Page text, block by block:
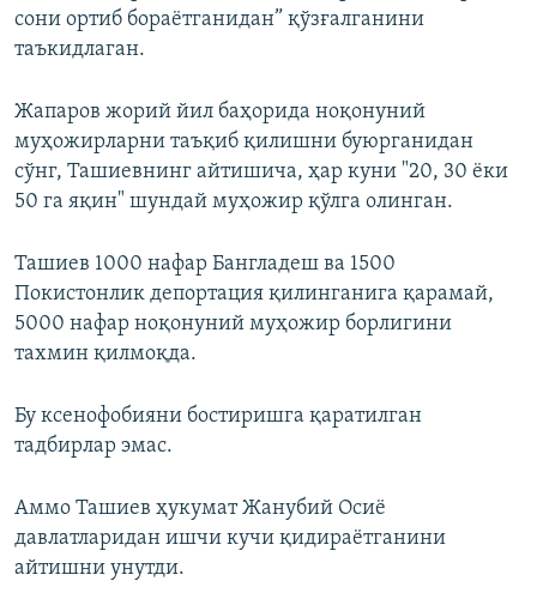
сони ортиб бораётганидан” қўзғалганини
таъкидлаган.
Жапаров жорий йил баҳорида ноқонуний
муҳожирларни таъқиб қилишни буюрганидан
сўнг, Ташиевнинг айтишича, ҳар куни "20, 30 ёки
50 га яқин" шундай муҳожир қўлга олинган.
Ташиев 1000 нафар Бангладеш ва 1500
Покистонлик депортация қилинганига қарамай,
5000 нафар ноқонуний муҳожир борлигини
тахмин қилмоқда.
Бу ксенофобияни бостиришга қаратилган
тадбирлар эмас.
Аммо Ташиев ҳукумат Жанубий Осиё
давлатларидан ишчи кучи қидираётганини
айтишни унутди.